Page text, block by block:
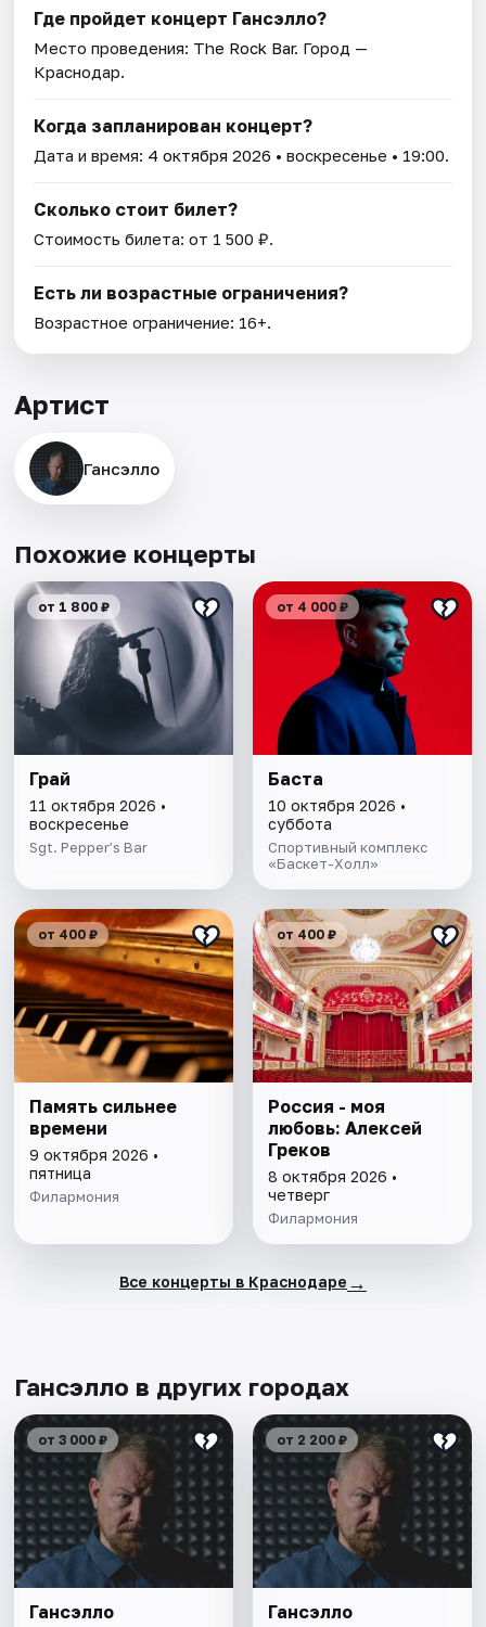
Где пройдет концерт Гансэлло?
Место проведения: The Rock Bar. Город —
Краснодар.
Когда запланирован концерт?
Дата и время: 4 октября 2026 • воскресенье • 19:00.
Сколько стоит билет?
Стоимость билета: от 1 500 ₽.
Есть ли возрастные ограничения?
Возрастное ограничение: 16+.
Артист
Гансэлло
Похожие концерты
от 1 800 ₽
Грай
11 октября 2026 •
воскресенье
Sgt. Pepper’s Bar
от 4 000 ₽
Баста
10 октября 2026 •
суббота
Спортивный комплекс
«Баскет-Холл»
от 400 ₽
Память сильнее
времени
9 октября 2026 •
пятница
Филармония
от 400 ₽
Россия - моя
любовь: Алексей
Греков
8 октября 2026 •
четверг
Филармония
Все концерты в Краснодаре →
Гансэлло в других городах
от 3 000 ₽
Гансэлло
от 2 200 ₽
Гансэлло